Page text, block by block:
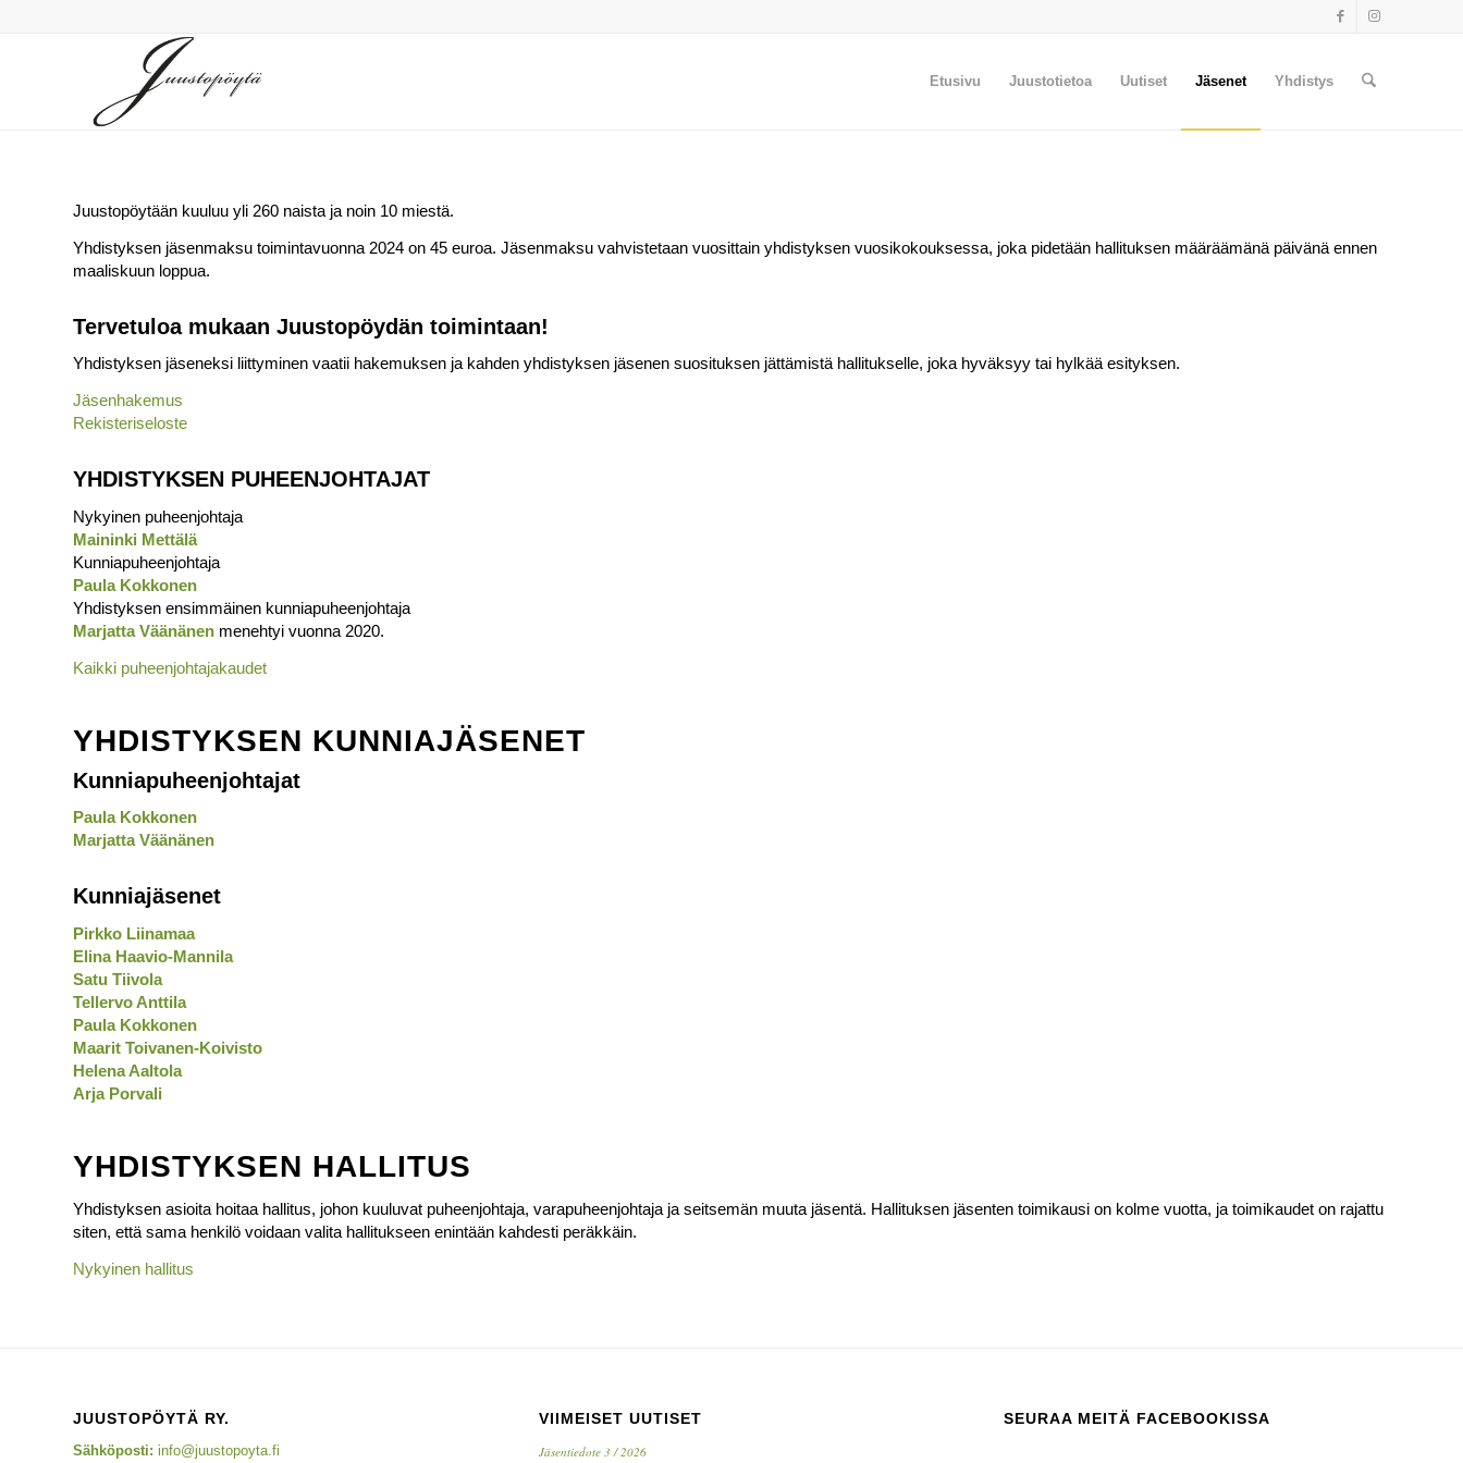
Etusivu Juustotietoa Uutiset Jäsenet Yhdistys
Juustopöytään kuuluu yli 260 naista ja noin 10 miestä.
Yhdistyksen jäsenmaksu toimintavuonna 2024 on 45 euroa. Jäsenmaksu vahvistetaan vuosittain yhdistyksen vuosikokouksessa, joka pidetään hallituksen määräämänä päivänä ennen
maaliskuun loppua.
Tervetuloa mukaan Juustopöydän toimintaan!
Yhdistyksen jäseneksi liittyminen vaatii hakemuksen ja kahden yhdistyksen jäsenen suosituksen jättämistä hallitukselle, joka hyväksyy tai hylkää esityksen.
Jäsenhakemus
Rekisteriseloste
YHDISTYKSEN PUHEENJOHTAJAT
Nykyinen puheenjohtaja
Maininki Mettälä
Kunniapuheenjohtaja
Paula Kokkonen
Yhdistyksen ensimmäinen kunniapuheenjohtaja
Marjatta Väänänen menehtyi vuonna 2020.
Kaikki puheenjohtajakaudet
YHDISTYKSEN KUNNIAJÄSENET
Kunniapuheenjohtajat
Paula Kokkonen
Marjatta Väänänen
Kunniajäsenet
Pirkko Liinamaa
Elina Haavio-Mannila
Satu Tiivola
Tellervo Anttila
Paula Kokkonen
Maarit Toivanen-Koivisto
Helena Aaltola
Arja Porvali
YHDISTYKSEN HALLITUS
Yhdistyksen asioita hoitaa hallitus, johon kuuluvat puheenjohtaja, varapuheenjohtaja ja seitsemän muuta jäsentä. Hallituksen jäsenten toimikausi on kolme vuotta, ja toimikaudet on rajattu
siten, että sama henkilö voidaan valita hallitukseen enintään kahdesti peräkkäin.
Nykyinen hallitus
JUUSTOPÖYTÄ RY.
Sähköposti: info@juustopoyta.fi
VIIMEISET UUTISET
Jäsentiedote 3 / 2026
SEURAA MEITÄ FACEBOOKISSA